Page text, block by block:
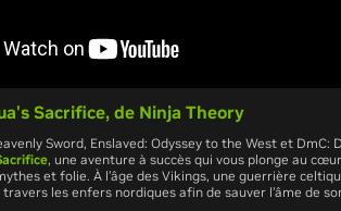
Sacrifice, de Ninja Theory
Sword, Enslaved: Odyssey to the West et DmC:
, une aventure à succès qui vous plonge au
et folie. À l’âge des Vikings, une guerrière
les enfers nordiques afin de sauver l’âme de